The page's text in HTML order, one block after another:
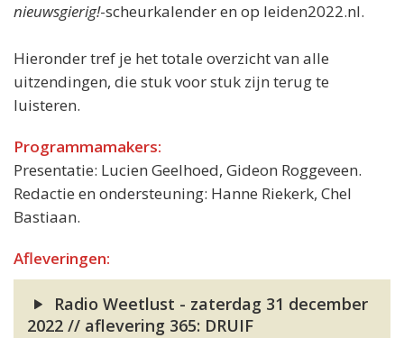
nieuwsgierig!-scheurkalender en op leiden2022.nl.
Hieronder tref je het totale overzicht van alle
uitzendingen, die stuk voor stuk zijn terug te
luisteren.
Programmamakers:
Presentatie: Lucien Geelhoed, Gideon Roggeveen.
Redactie en ondersteuning: Hanne Riekerk, Chel
Bastiaan.
Afleveringen:
Radio Weetlust - zaterdag 31 december
2022 // aflevering 365: DRUIF